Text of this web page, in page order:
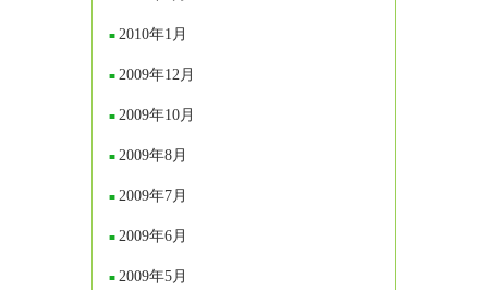
2010年1月
2009年12月
2009年10月
2009年8月
2009年7月
2009年6月
2009年5月